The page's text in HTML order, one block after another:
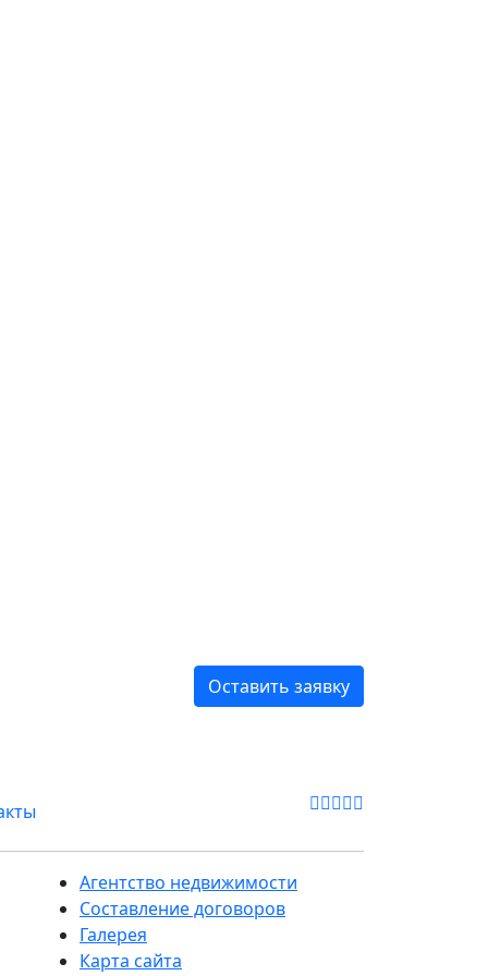
Оставить заявку
Агентство недвижимости
Составление договоров
Галерея
Карта сайта